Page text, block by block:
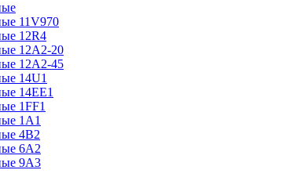
11V970
12R4
12А2-20
12А2-45
14U1
14ЕЕ1
1FF1
1А1
4В2
6A2
9А3